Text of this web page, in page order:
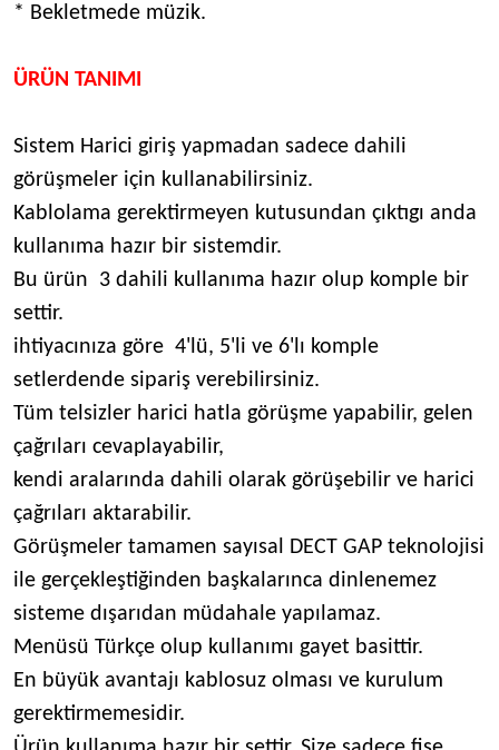
* Bekletmede müzik.
ÜRÜN TANIMI
Sistem Harici giriş yapmadan sadece dahili
görüşmeler için kullanabilirsiniz.
Kablolama gerektirmeyen kutusundan çıktıgı anda
kullanıma hazır bir sistemdir.
Bu ürün 3 dahili kullanıma hazır olup komple bir
settir.
ihtiyacınıza göre 4'lü, 5'li ve 6'lı komple
setlerdende sipariş verebilirsiniz.
Tüm telsizler harici hatla görüşme yapabilir, gelen
çağrıları cevaplayabilir,
kendi aralarında dahili olarak görüşebilir ve harici
çağrıları aktarabilir.
Görüşmeler tamamen sayısal DECT GAP teknolojisi
ile gerçekleştiğinden başkalarınca dinlenemez
sisteme dışarıdan müdahale yapılamaz.
Menüsü Türkçe olup kullanımı gayet basittir.
En büyük avantajı kablosuz olması ve kurulum
gerektirmemesidir.